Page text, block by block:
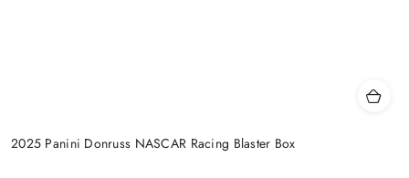
2025 Panini Donruss NASCAR Racing Blaster Box